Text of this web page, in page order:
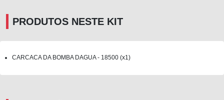
PRODUTOS NESTE KIT
CARCACA DA BOMBA DAGUA - 18500 (x1)